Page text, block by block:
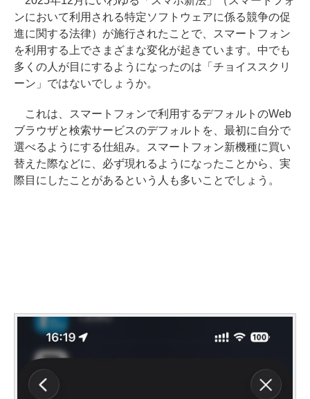
ンにおいて利用される特定ソフトウェアに係る競争の促
進に関する法律）が施行されたことで、スマートフォン
を利用する上でさまざまな変化が起きています。中でも
多くの人が目にするようになったのは「チョイススクリ
ーン」ではないでしょうか。
これは、スマートフォンで利用するデフォルトのWeb
ブラウザと検索サービスのデフォルトを、最初に自分で
選べるようにする仕組み。スマートフォン新機種に買い
替えた際などに、必ず現れるようになったことから、実
際目にしたことがあるという人も多いことでしょう。